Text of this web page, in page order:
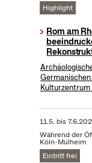
Highlight
Rom am
11.5. bis
Während der
Köln-Mülheim
Eintritt frei